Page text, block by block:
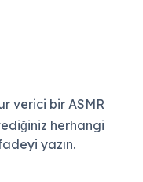
verici bir ASMR
herhangi
yazın.